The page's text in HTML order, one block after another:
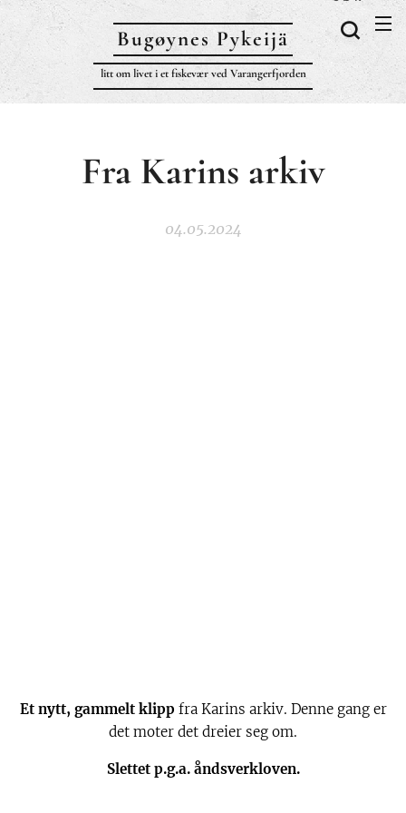
Bugøynes Pykeijä
litt om livet i et fiskevær ved Varangerfjorden
Fra Karins arkiv
04.05.2024
Et nytt, gammelt klipp fra Karins arkiv. Denne gang er
det moter det dreier seg om.
Slettet p.g.a. åndsverkloven.